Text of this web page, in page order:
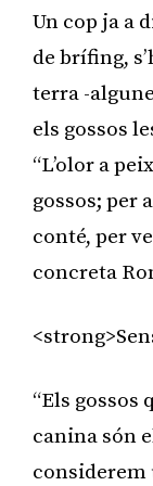
Un cop ja a
de brífing,
terra -
els gossos
“L’olor a
gossos; per
conté, per
concreta
“Els
canina són
considerem